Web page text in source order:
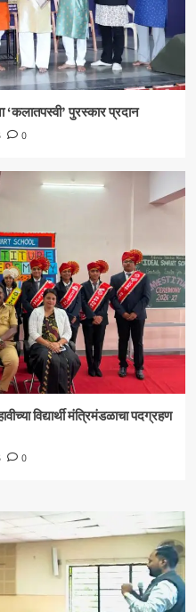
पुरस्कार प्रदान
0
विद्यार्थी मंत्रिमंडळाचा पदग्रहण
0